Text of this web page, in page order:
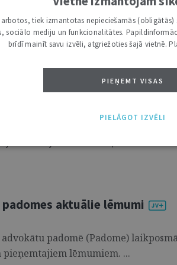
principa ietvarā
promocijas padomes atklātajā
šī raksta autores promocijas darbs
ietvarā” (darba zinātniskais
Atsaucoties “Jurista Vārda”
darba autore sniedz ieskatu sava
secinājumos un atziņās. ...
aktuālie lēmumi
padomē (Padome)
lēmumiem. ...
tiek izmantotas nepieciešamās
sociālo mediju un funkcionalitātes.
brīdī mainīt savu izvēli, atgriežoties šajā vietnē.
PIEŅEMT VISAS
PIELĀGOT IZVĒLI